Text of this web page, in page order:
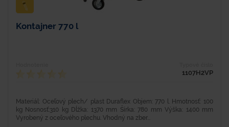
Kontajner 770 l
1107H2VP
Materiál: Oceľový plech/ plast Duraflex Objem: 770 l. Hmotnosť: 100
kg Nosnosť:310 kg Dĺžka: 1370 mm Šírka: 780 mm Výška: 1400 mm
Vyrobený z oceľového plechu. Vhodný na zber...